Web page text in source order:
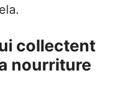
collectent
nourriture